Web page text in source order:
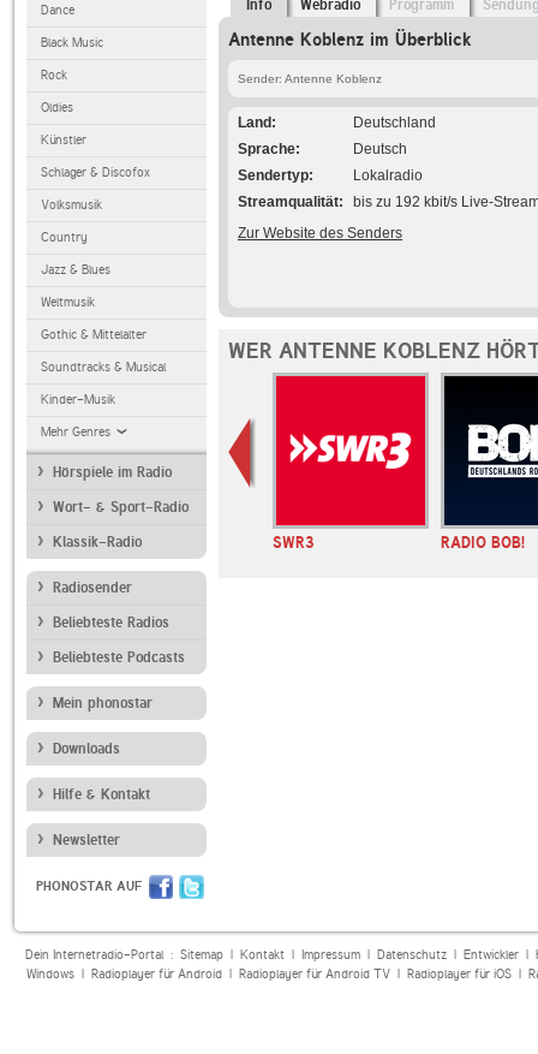
Dance
Black Music
Rock
Oldies
Künstler
Schlager & Discofox
Volksmusik
Country
Jazz & Blues
Weltmusik
Gothic & Mittelalter
Soundtracks & Musical
Kinder-Musik
Mehr Genres
Hörspiele im Radio
Wort- & Sport-Radio
Klassik-Radio
Radiosender
Beliebteste Radios
Beliebteste Podcasts
Mein phonostar
Downloads
Hilfe & Kontakt
Newsletter
PHONOSTAR AUF
Info Webradio Programm
Antenne Koblenz im Überblick
Sender: Antenne Koblenz
Land
Deutschland
Sprache
Deutsch
Sendertyp
Lokalradio
Streamqualität
bis zu 192 kbit/s Live-
Zur Website des Senders
WER ANTENNE KOBLENZ
Absolut Radio Absolut
Relax
SWR3 RADIO BOB!
Dein Internetradio-Portal : Sitemap| Kontakt| Impressum| Datenschutz| Entwickler|
Windows| Radioplayer für Android| Radioplayer für Android TV| Radioplayer für iOS|